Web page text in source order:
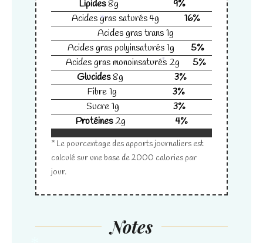
Lipides 8g 9%
Acides gras saturés 4g 16%
Acides gras trans1g
Acides gras polyinsaturés1g 5%
Acides gras monoinsaturés 2g 5%
Glucides 8g 3%
Fibre 1g 3%
Sucre1g 3%
Protéines 2g 4%
* Le pourcentage des apports journaliers est
calculé sur une base de 2000 calories par
jour.
Notes
chances de
voir du
contenu et
des offres
personnalisés.
*